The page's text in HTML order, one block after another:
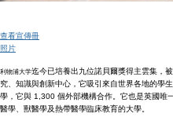
查看宣傳冊
照片
利物浦大学迄今已培養出九位諾貝爾獎得主雲集，
究、知識與創新中心，它吸引來自世界各地的學
學，它與 1,300 個外部機構合作。它也是英國唯
醫學、獸醫學及熱帶醫學臨床教育的大學。